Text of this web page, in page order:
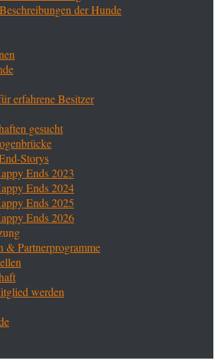
der Hunde
erfahrene Besitzer
gesucht
Storys
Ends 2023
Ends 2024
Ends 2025
Ends 2026
& Partnerprogramme
werden